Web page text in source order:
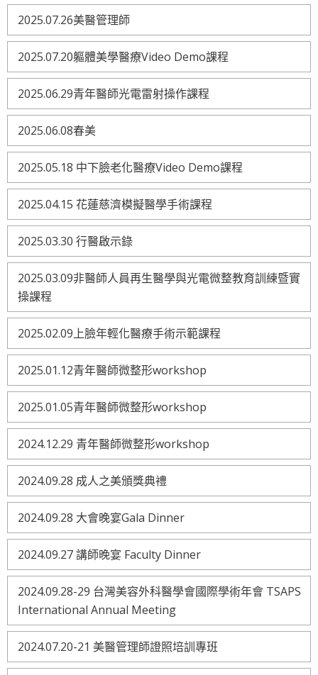
2025.07.26美醫管理師
2025.07.20軀體美學醫療Video Demo課程
2025.06.29青年醫師光電雷射操作課程
2025.06.08春美
2025.05.18 中下臉老化醫療Video Demo課程
2025.04.15 花蓮慈濟模擬醫學手術課程
2025.03.30 行醫啟示錄
2025.03.09非醫師人員再生醫學與光電微整教育訓練暨實
操課程
2025.02.09上臉年輕化醫療手術示範課程
2025.01.12青年醫師微整形workshop
2025.01.05青年醫師微整形workshop
2024.12.29 青年醫師微整形workshop
2024.09.28 成人之美頒獎典禮
2024.09.28 大會晚宴Gala Dinner
2024.09.27 講師晚宴 Faculty Dinner
2024.09.28-29 台灣美容外科醫學會國際學術年會 TSAPS
International Annual Meeting
2024.07.20-21 美醫管理師證照培訓專班